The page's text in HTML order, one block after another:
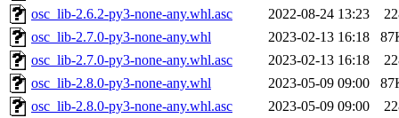
osc_lib-2.6.2-py3-none-any.whl.asc
2022-08-24 13:23
osc_lib-2.7.0-py3-none-any.whl
2023-02-13 16:18
osc_lib-2.7.0-py3-none-any.whl.asc
2023-02-13 16:18
osc_lib-2.8.0-py3-none-any.whl
2023-05-09 09:00
osc_lib-2.8.0-py3-none-any.whl.asc
2023-05-09 09:00